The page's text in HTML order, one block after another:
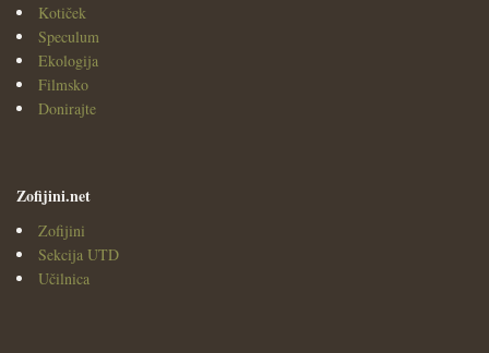
Kotiček
Speculum
Ekologija
Filmsko
Donirajte
Zofijini.net
Zofijini
Sekcija UTD
Učilnica